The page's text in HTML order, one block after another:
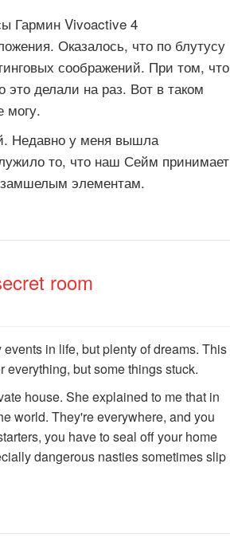
Гармин Vivoactive 4
Оказалось, что по блутусу
соображений. При том, что
делали на раз. Вот в таком
могу.
Недавно у меня вышла
то, что наш Сейм принимает
замшелым элементам.
room
in life, but plenty of dreams. This
everything, but some things stuck.
house. She explained to me that in
world. They're everywhere, and you
you have to seal off your home
dangerous nasties sometimes slip